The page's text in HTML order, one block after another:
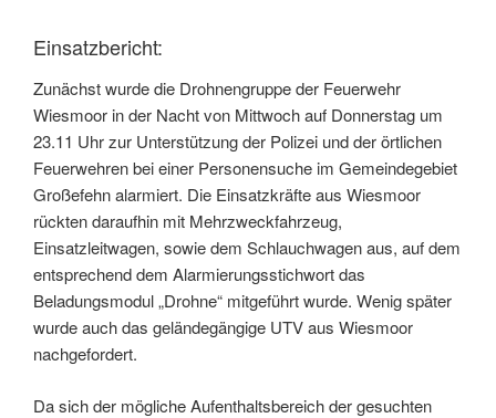
Einsatzbericht:
Zunächst wurde die Drohnengruppe der Feuerwehr
Wiesmoor in der Nacht von Mittwoch auf Donnerstag um
23.11 Uhr zur Unterstützung der Polizei und der örtlichen
Feuerwehren bei einer Personensuche im Gemeindegebiet
Großefehn alarmiert. Die Einsatzkräfte aus Wiesmoor
rückten daraufhin mit Mehrzweckfahrzeug,
Einsatzleitwagen, sowie dem Schlauchwagen aus, auf dem
entsprechend dem Alarmierungsstichwort das
Beladungsmodul „Drohne“ mitgeführt wurde. Wenig später
wurde auch das geländegängige UTV aus Wiesmoor
nachgefordert.
Da sich der mögliche Aufenthaltsbereich der gesuchten